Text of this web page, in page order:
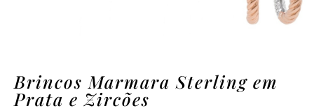
Brincos Marmara Sterling em
Prata e Zircões